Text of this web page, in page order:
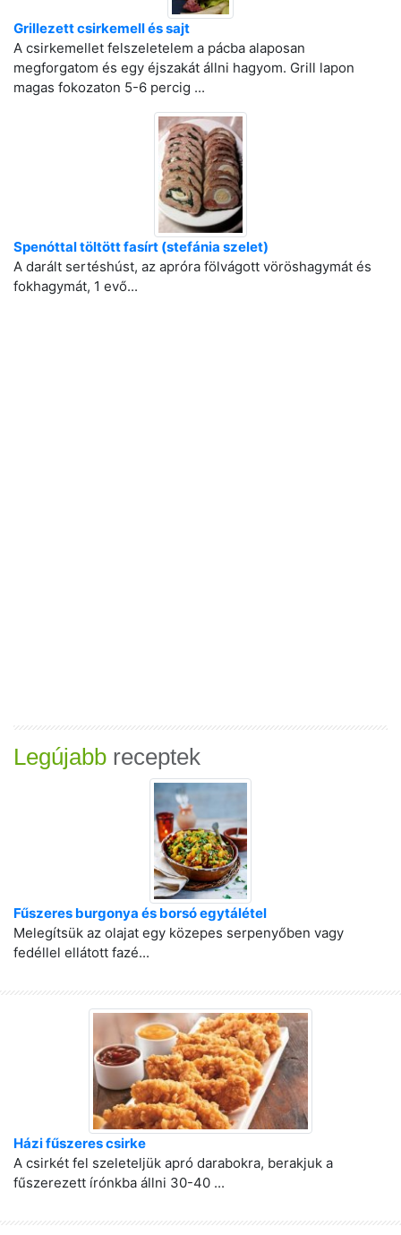
Grillezett csirkemell és sajt
A csirkemellet felszeletelem a pácba alaposan
megforgatom és egy éjszakát állni hagyom. Grill lapon
magas fokozaton 5-6 percig ...
Spenóttal töltött fasírt (stefánia szelet)
A darált sertéshúst, az apróra fölvágott vöröshagymát és
fokhagymát, 1 evő...
Legújabb receptek
Fűszeres burgonya és borsó egytálétel
Melegítsük az olajat egy közepes serpenyőben vagy
fedéllel ellátott fazé...
Házi fűszeres csirke
A csirkét fel szeleteljük apró darabokra, berakjuk a
fűszerezett írónkba állni 30-40 ...